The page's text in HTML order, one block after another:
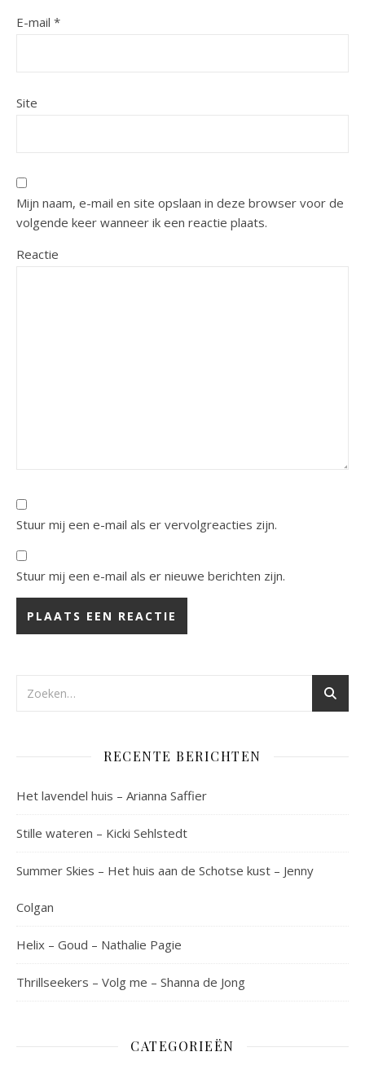
E-mail *
Site
Mijn naam, e-mail en site opslaan in deze browser voor de
volgende keer wanneer ik een reactie plaats.
Reactie
Stuur mij een e-mail als er vervolgreacties zijn.
Stuur mij een e-mail als er nieuwe berichten zijn.
RECENTE BERICHTEN
Het lavendel huis – Arianna Saffier
Stille wateren – Kicki Sehlstedt
Summer Skies – Het huis aan de Schotse kust – Jenny
Colgan
Helix – Goud – Nathalie Pagie
Thrillseekers – Volg me – Shanna de Jong
CATEGORIEËN